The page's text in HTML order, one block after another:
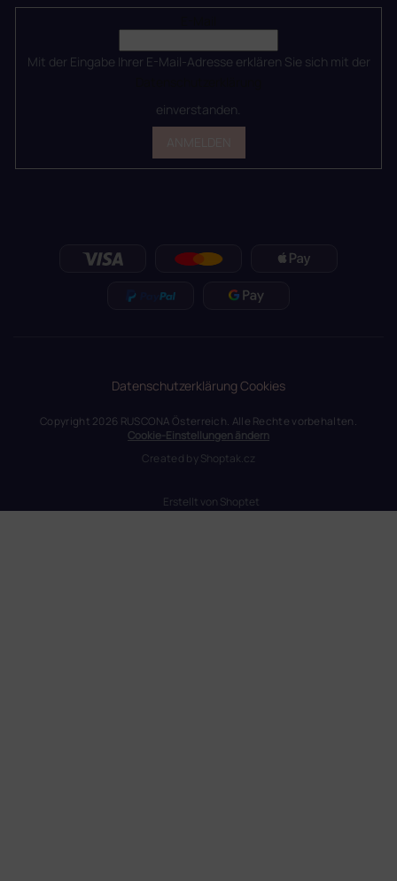
Mit der Eingabe Ihrer E-Mail-Adresse erklären Sie sich mit der
einverstanden.
DatenschutzerklärungCookies
Erstellt von Shoptet
Copyright 2026 RUSCONA Österreich. Alle Rechte vorbehalten.
Cookie-Einstellungen ändern
Created byShoptak.cz